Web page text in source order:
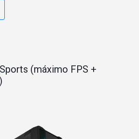
(máximo FPS +